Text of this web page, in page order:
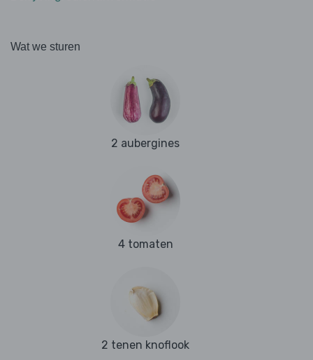
Wat we sturen
2 aubergines
4 tomaten
2 tenen knoflook